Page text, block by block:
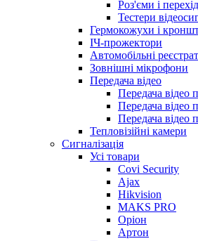
Роз'єми і
Тестери
Гермокожухи і
ІЧ-прожектори
Автомобільні
Зовнішні мікрофони
Передача відео
Передача відео
Передача відео
Передача відео
Тепловізійні камери
Cигналізація
Усі товари
Covi Security
Ajax
Hikvision
MAKS PRO
Оріон
Артон